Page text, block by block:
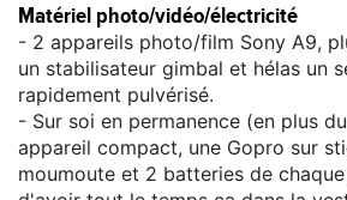
Matériel photo/vidéo/électricité
- 2 appareils photo/film Sony A9,
un stabilisateur gimbal et hélas un
rapidement pulvérisé.
- Sur soi en permanence (en plus
appareil compact, une Gopro sur
moumoute et 2 batteries de